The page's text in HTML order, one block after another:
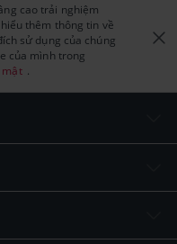
cao trải nghiệm
thêm thông tin về
sử dụng của chúng
của mình trong
mật .